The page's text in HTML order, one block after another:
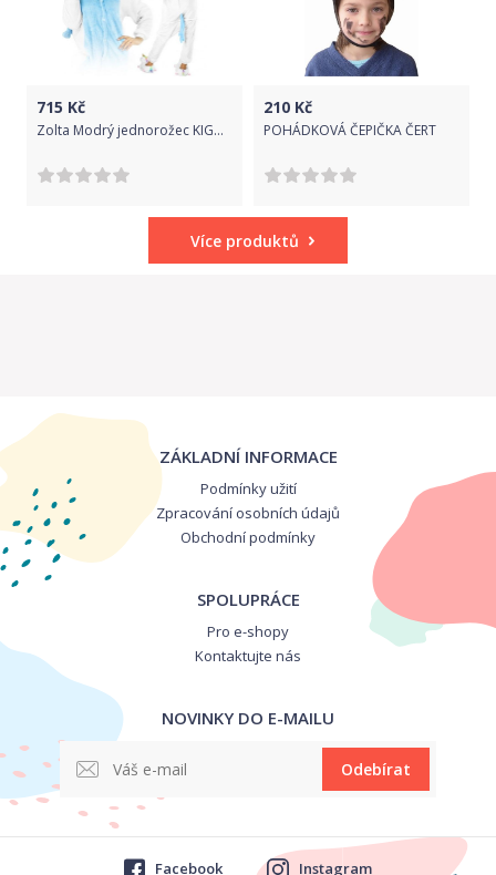
715 Kč
Zolta Modrý jednorožec KIGURUMI ONESIE TEPLÁKY PYŽAMO KOMBINÉZA KIGU S
210 Kč
POHÁDKOVÁ ČEPIČKA ČERT
Více produktů
ZÁKLADNÍ INFORMACE
Podmínky užití
Zpracování osobních údajů
Obchodní podmínky
SPOLUPRÁCE
Pro e-shopy
Kontaktujte nás
NOVINKY DO E-MAILU
Odebírat
Facebook Instagram